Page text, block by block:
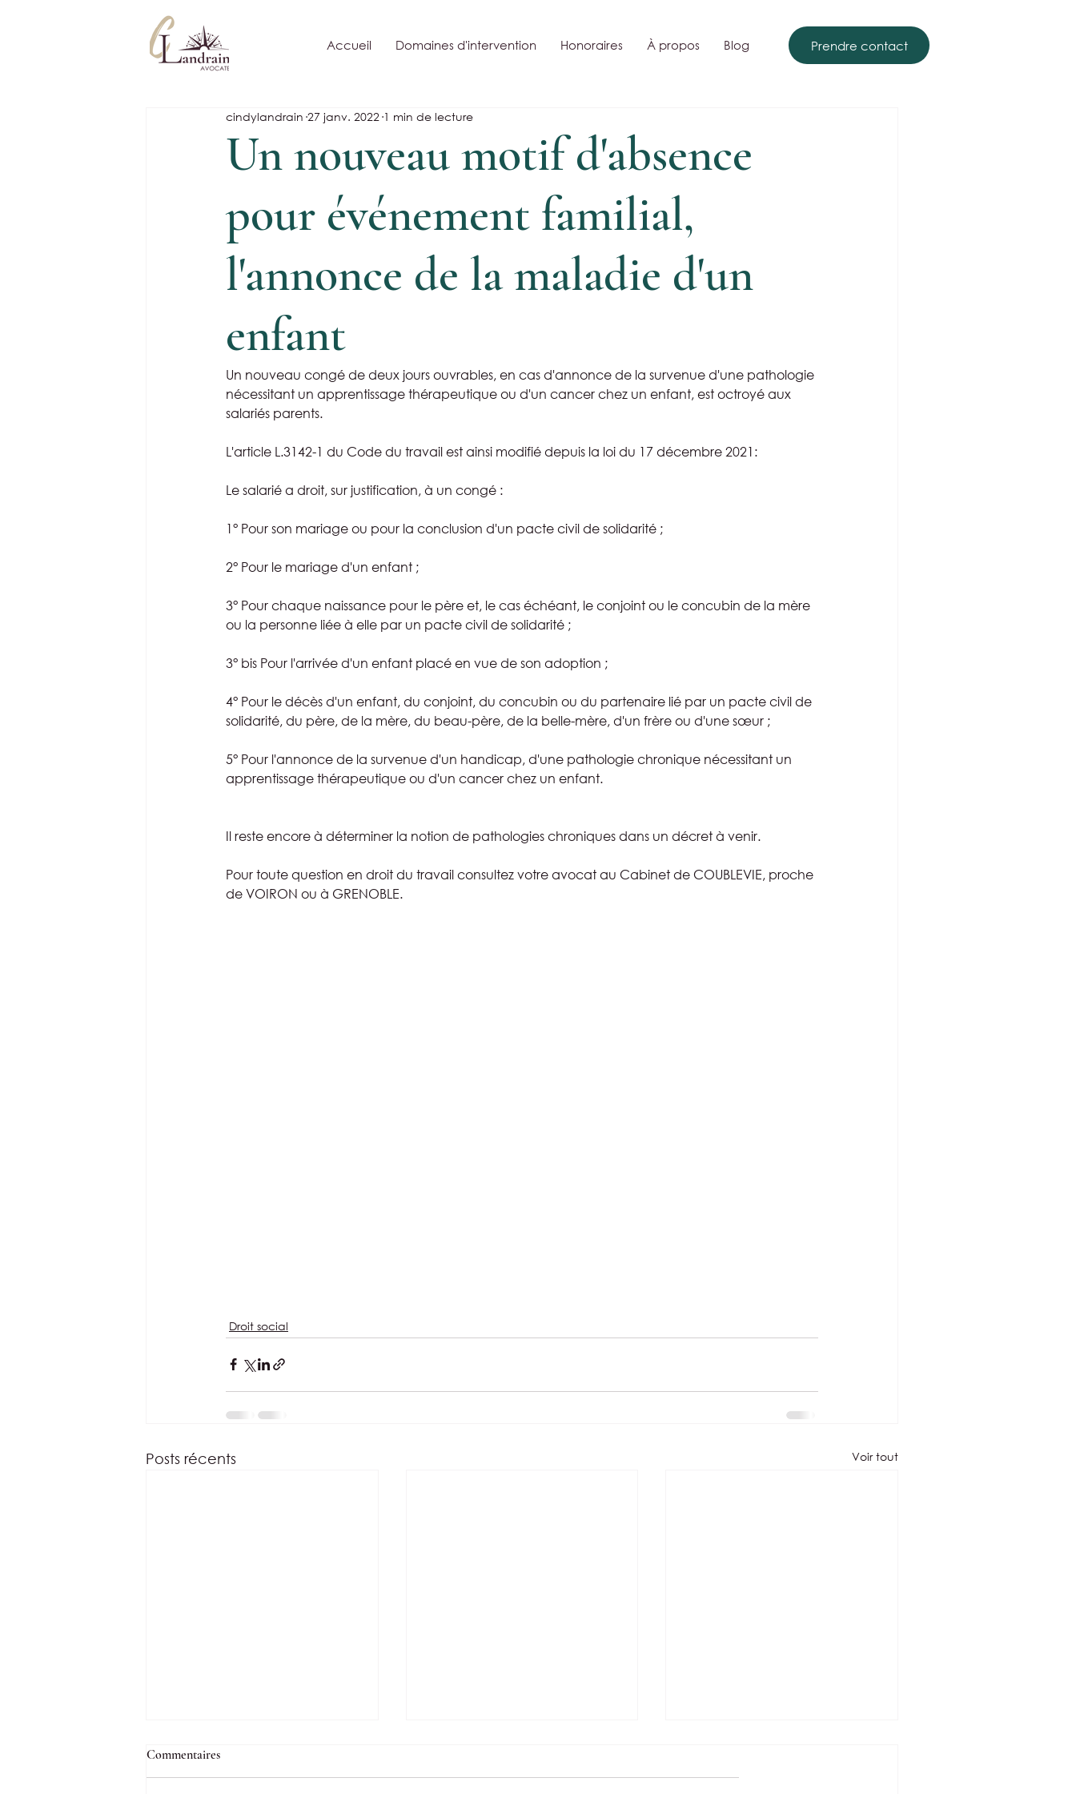
Accueil Domaines d'intervention Honoraires À propos Blog Prendre contact
Un nouveau motif d'absence
pour événement familial,
l'annonce de la maladie d'un
enfant
cindylandrain 27 janv. 2022 1 min de lecture
Un nouveau congé de deux jours ouvrables, en cas d'annonce de la survenue d'une pathologie
nécessitant un apprentissage thérapeutique ou d'un cancer chez un enfant, est octroyé aux
salariés parents.
L'article L.3142-1 du Code du travail est ainsi modifié depuis la loi du 17 décembre 2021:
Le salarié a droit, sur justification, à un congé :
1° Pour son mariage ou pour la conclusion d'un pacte civil de solidarité ;
2° Pour le mariage d'un enfant ;
3° Pour chaque naissance pour le père et, le cas échéant, le conjoint ou le concubin de la mère
ou la personne liée à elle par un pacte civil de solidarité ;
3° bis Pour l'arrivée d'un enfant placé en vue de son adoption ;
4° Pour le décès d'un enfant, du conjoint, du concubin ou du partenaire lié par un pacte civil de
solidarité, du père, de la mère, du beau-père, de la belle-mère, d'un frère ou d'une sœur ;
5° Pour l'annonce de la survenue d'un handicap, d'une pathologie chronique nécessitant un
apprentissage thérapeutique ou d'un cancer chez un enfant.
Il reste encore à déterminer la notion de pathologies chroniques dans un décret à venir.
Pour toute question en droit du travail consultez votre avocat au Cabinet de COUBLEVIE, proche
de VOIRON ou à GRENOBLE.
Droit social
Posts récents Voir tout
Commentaires